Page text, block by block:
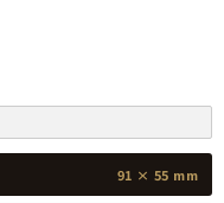
91 × 55 mm